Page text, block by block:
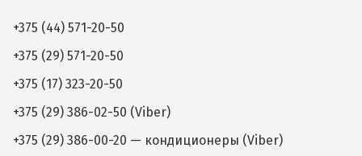
+375 (44) 571-20-50
+375 (29) 571-20-50
+375 (17) 323-20-50
+375 (29) 386-02-50 (Viber)
+375 (29) 386-00-20 — кондиционеры (Viber)